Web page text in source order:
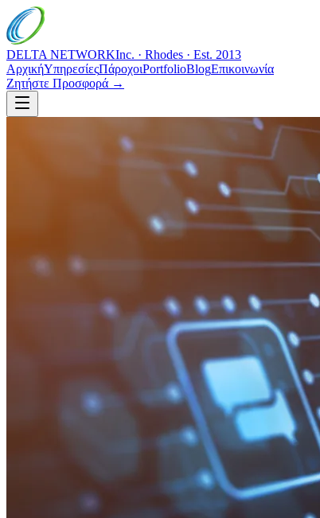
DELTA NETWORKInc. · Rhodes · Est. 2013
ΑρχικήΥπηρεσίεςΠάροχοιPortfolioBlogΕπικοινωνία
Ζητήστε Προσφορά →